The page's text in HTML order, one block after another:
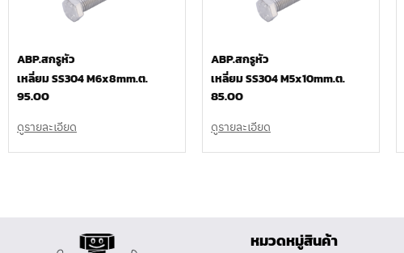
ABP.สกรูหัว
เหลี่ยม SS304 M6x8mm.ต.
95.00
ดูรายละเอียด
ABP.สกรูหัว
เหลี่ยม SS304 M5x10mm.ต.
85.00
ดูรายละเอียด
หมวดหมู่สินค้า